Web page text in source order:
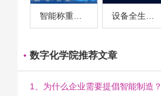
智能称重系统案例 设备全生命周期管理案例
数字化学院推荐文章
1、为什么企业需要提倡智能制造？